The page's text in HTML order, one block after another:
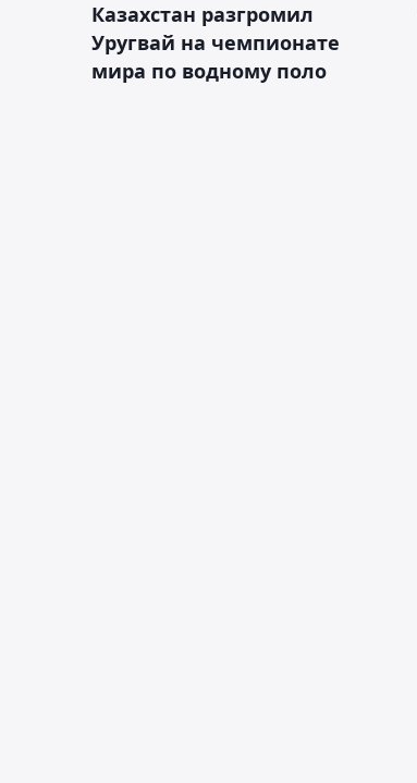
Казахстан разгромил
Уругвай на чемпионате
мира по водному поло